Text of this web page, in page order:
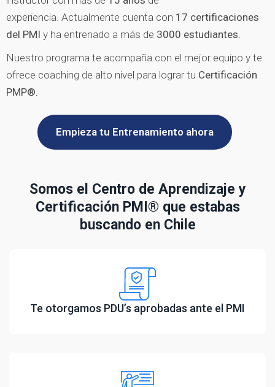
experiencia. Actualmente cuenta con 17 certificaciones
del PMI y ha entrenado a más de 3000 estudiantes.
Nuestro programa te acompaña con el mejor equipo y te
ofrece coaching de alto nivel para lograr tu Certificación
PMP®.
Empieza tu Entrenamiento ahora
Somos el Centro de Aprendizaje y
Certificación PMI® que estabas
buscando en Chile
Te otorgamos PDU’s aprobadas ante el PMI